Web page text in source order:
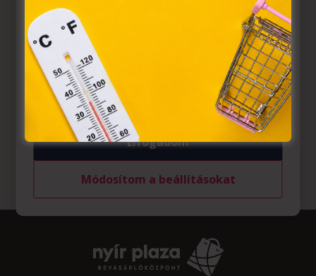
információs társadalommal összefüggő szolgáltatások
egyes kérdéseiről szóló 2001. évi CVIII. törvény, valamint
az Európai Unió előírásainak megfelelően használjuk.
Azon weblapoknak, melyek az Európai Unió országain
belül működnek, a „sütik" használatához, és ezeknek a
felhasználó számítógépén vagy egyéb eszközén történő
tárolásához a felhasználók hozzájárulását kell kérniük.
Elfogadom
Módosítom a beállításokat